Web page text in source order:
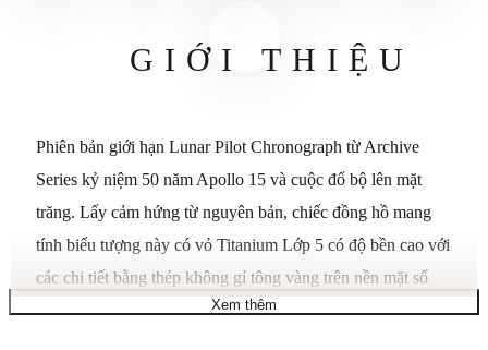
GIỚI THIỆU
Phiên bản giới hạn Lunar Pilot Chronograph từ Archive
Series kỷ niệm 50 năm Apollo 15 và cuộc đổ bộ lên mặt
trăng. Lấy cảm hứng từ nguyên bản, chiếc đồng hồ mang
tính biểu tượng này có vỏ Titanium Lớp 5 có độ bền cao với
các chi tiết bằng thép không gỉ tông vàng trên nền mặt số
màu xám đậm và phù điêu thiết kế kỷ niệm trên vỏ sau làm
Xem thêm